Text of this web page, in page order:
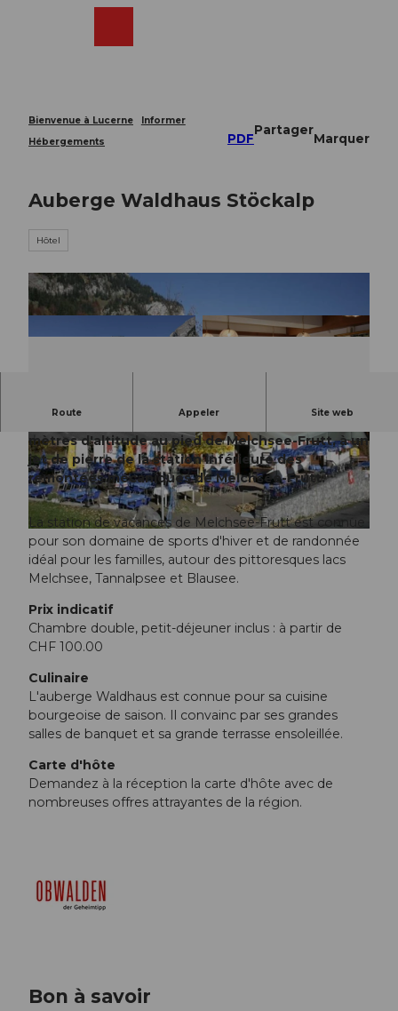
Bienvenue à Lucerne
Informer
Hébergements
PDF
Partager
Marquer
Auberge Waldhaus Stöckalp
Hôtel
© Obwalden Tourismus
© Obwalden Tourismus © Obwalden Tourismus
Route Appeler Site web
L'auberge Waldhaus Stöckalp est située à 1080
mètres d'altitude au pied de Melchsee-Frutt, à un
jet de pierre de la station inférieure des
remontées mécaniques de Melchsee-Frutt.
La station de vacances de Melchsee-Frutt est connue
pour son domaine de sports d'hiver et de randonnée
idéal pour les familles, autour des pittoresques lacs
Melchsee, Tannalpsee et Blausee.
Prix indicatif
Chambre double, petit-déjeuner inclus : à partir de
CHF 100.00
Culinaire
L'auberge Waldhaus est connue pour sa cuisine
bourgeoise de saison. Il convainc par ses grandes
salles de banquet et sa grande terrasse ensoleillée.
Carte d'hôte
Demandez à la réception la carte d'hôte avec de
nombreuses offres attrayantes de la région.
Bon à savoir